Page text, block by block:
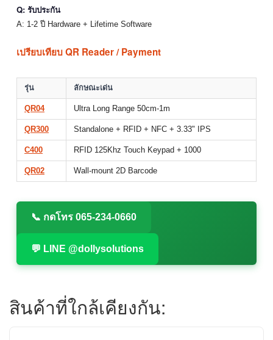
Q: รับประกัน
A: 1-2 ปี Hardware + Lifetime Software
เปรียบเทียบ QR Reader / Payment
รุ่น ลักษณะเด่น
QR04 Ultra Long Range 50cm-1m
QR300 Standalone + RFID + NFC + 3.33" IPS
C400 RFID 125Khz Touch Keypad + 1000
QR02 Wall-mount 2D Barcode
📞 กดโทร 065-234-0660
💬 LINE @dollysolutions
สินค้าที่ใกล้เคียงกัน: